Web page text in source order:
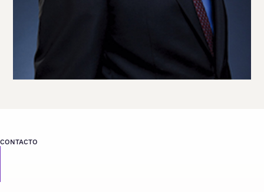
CONTACTO